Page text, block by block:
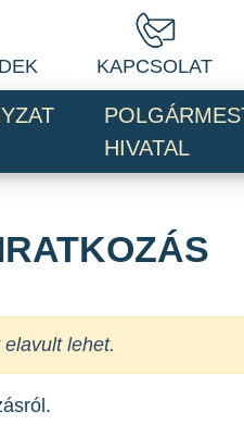
KAPCSOLAT
HIVATAL
lehet.